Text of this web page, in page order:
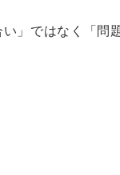
」ではなく「問